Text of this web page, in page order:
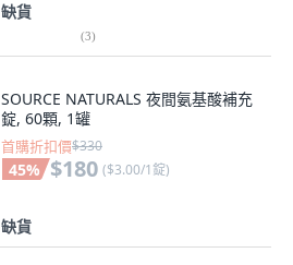
缺貨
(3)
SOURCE NATURALS 夜間氨基酸補充
錠, 60顆, 1罐
首購折扣價$330
45% $180 ($3.00/1錠)
缺貨